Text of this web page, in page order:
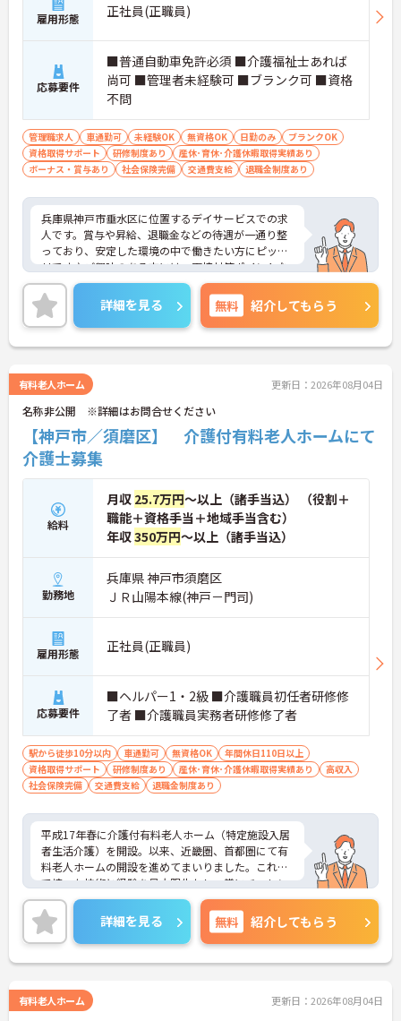
雇用形態 正社員(正職員)
応募要件
■普通自動車免許必須 ■介護福祉士あれば
尚可 ■管理者未経験可 ■ブランク可 ■資格
不問
管理職求人 車通勤可 未経験OK 無資格OK 日勤のみ
ブランクOK
資格取得サポート
研修制度あり
産休･育休･介護休暇取得実績あり
ボーナス・賞与あり
社会保険完備 交通費支給 退職金制度あり
兵庫県神戸市垂水区に位置するデイサービスでの求
人です。賞与や昇給、退職金などの待遇が一通り整
っており、安定した環境の中で働きたい方にピッタ
リです♪ご興味のある方には、面接対策ポイントな
ど、さらに詳細をご案内しますのでお気軽にご相談
ください！
詳細を見る 無料 紹介してもらう
有料老人ホーム 更新日：2026年08月04日
名称非公開 ※詳細はお問合せください
【神戸市／須磨区】 介護付有料老人ホームにて
介護士募集
給料
月収 25.7万円～以上（諸手当込） （役割＋
職能＋資格手当＋地域手当含む）
年収350万円～以上（諸手当込）
勤務地
兵庫県 神戸市須磨区
ＪＲ山陽本線(神戸－門司)
雇用形態 正社員(正職員)
応募要件
■ヘルパー1・2級 ■介護職員初任者研修修
了者 ■介護職員実務者研修修了者
駅から徒歩10分以内 車通勤可 無資格OK
年間休日110日以上
資格取得サポート
研修制度あり 産休･育休･介護休暇取得実績あり
高収入
社会保険完備
交通費支給 退職金制度あり
平成17年春に介護付有料老人ホーム（特定施設入居
者生活介護）を開設。以来、近畿圏、首都圏にて有
料老人ホームの開設を進めてまいりました。これま
で培った技術と経験を最大限生かし、常にチャレン
ジ精神と創造力を発揮し、高齢者の皆様が安心して
生活できる「豊かで実りある高齢社会」を目指して
おります。首都圏で3ホーム、近畿圏で5ホームの新
規開設を予定しており、第33期末（平成29年6月30
日）時点では、運営ホーム数は38ホーム、居室数は
方は面接対策ポイントや求人の詳細などお話しいた
しますのでお気軽にお問い合わせ下さい。
詳細を見る 無料 紹介してもらう
有料老人ホーム 更新日：2026年08月04日